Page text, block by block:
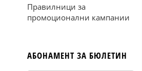
Правилници за
промоционални кампании
АБОНАМЕНТ ЗА БЮЛЕТИН